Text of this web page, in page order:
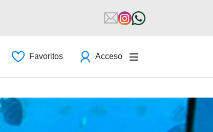
Favoritos Acceso